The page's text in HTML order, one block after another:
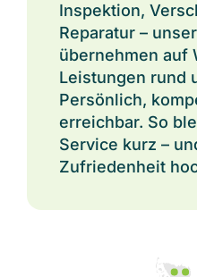
Inspektion,
Reparatur –
übernehmen auf
Leistungen rund
Persönlich,
erreichbar. So
Service kurz –
Zufriedenheit